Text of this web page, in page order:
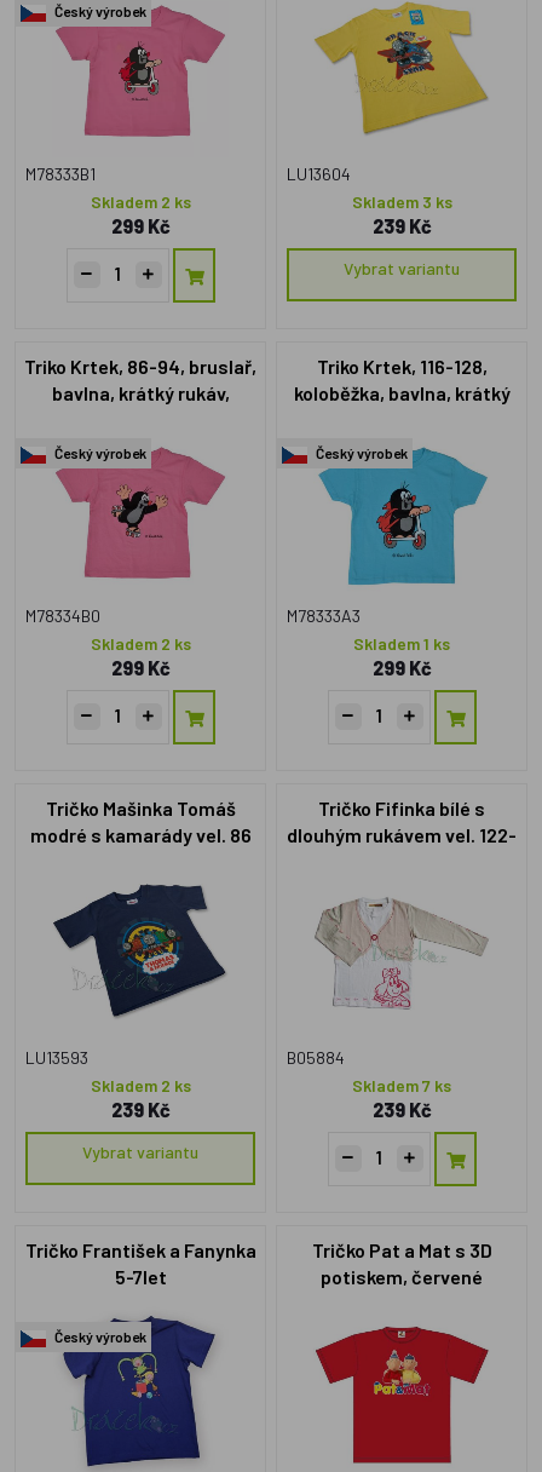
Český výrobek
M78333B1
Skladem 2 ks
299 Kč
LU13604
Skladem 3 ks
239 Kč
Vybrat variantu
Triko Krtek, 86-94, bruslař,
bavlna, krátký rukáv,
Český výrobek
M78334B0
Skladem 2 ks
299 Kč
Triko Krtek, 116-128,
koloběžka, bavlna, krátký
Český výrobek
M78333A3
Skladem 1 ks
299 Kč
Tričko Mašinka Tomáš
modré s kamarády vel. 86
LU13593
Skladem 2 ks
239 Kč
Vybrat variantu
Tričko Fifinka bílé s
dlouhým rukávem vel. 122-
B05884
Skladem 7 ks
239 Kč
Tričko František a Fanynka
5-7let
Český výrobek
Tričko Pat a Mat s 3D
potiskem, červené